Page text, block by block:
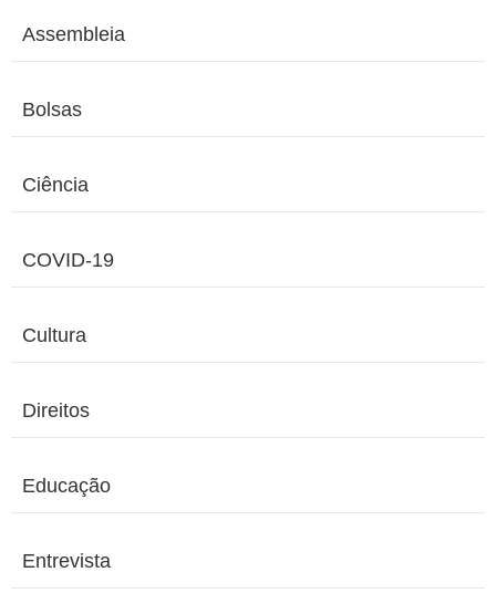
Assembleia
Bolsas
Ciência
COVID-19
Cultura
Direitos
Educação
Entrevista